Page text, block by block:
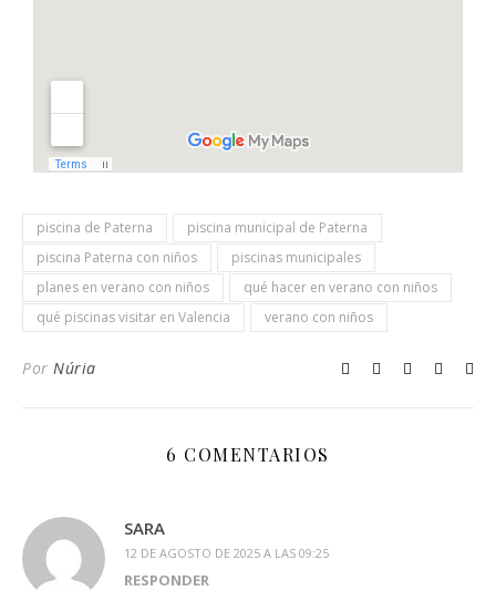
piscina de Paterna
piscina municipal de Paterna
piscina Paterna con niños
piscinas municipales
planes en verano con niños
qué hacer en verano con niños
qué piscinas visitar en Valencia
verano con niños
Por Núria
6 COMENTARIOS
SARA
12 DE AGOSTO DE 2025 A LAS 09:25
RESPONDER